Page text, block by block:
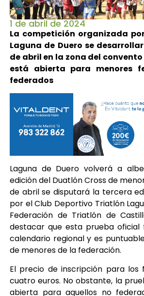
1 de abril de 2024
La competición organizada
Laguna de Duero se
de abril en la zona del
está abierta para menores
federados
Laguna de Duero volverá a
edición del Duatlón Cross de
de abril se disputará la tercera
por el Club Deportivo Triatlón
Federación de Triatlón de
destacar que esta prueba
calendario regional y es
de menores de la federación.
El precio de inscripción para los
cuatro euros. No obstante, la
abierta para aquellos no